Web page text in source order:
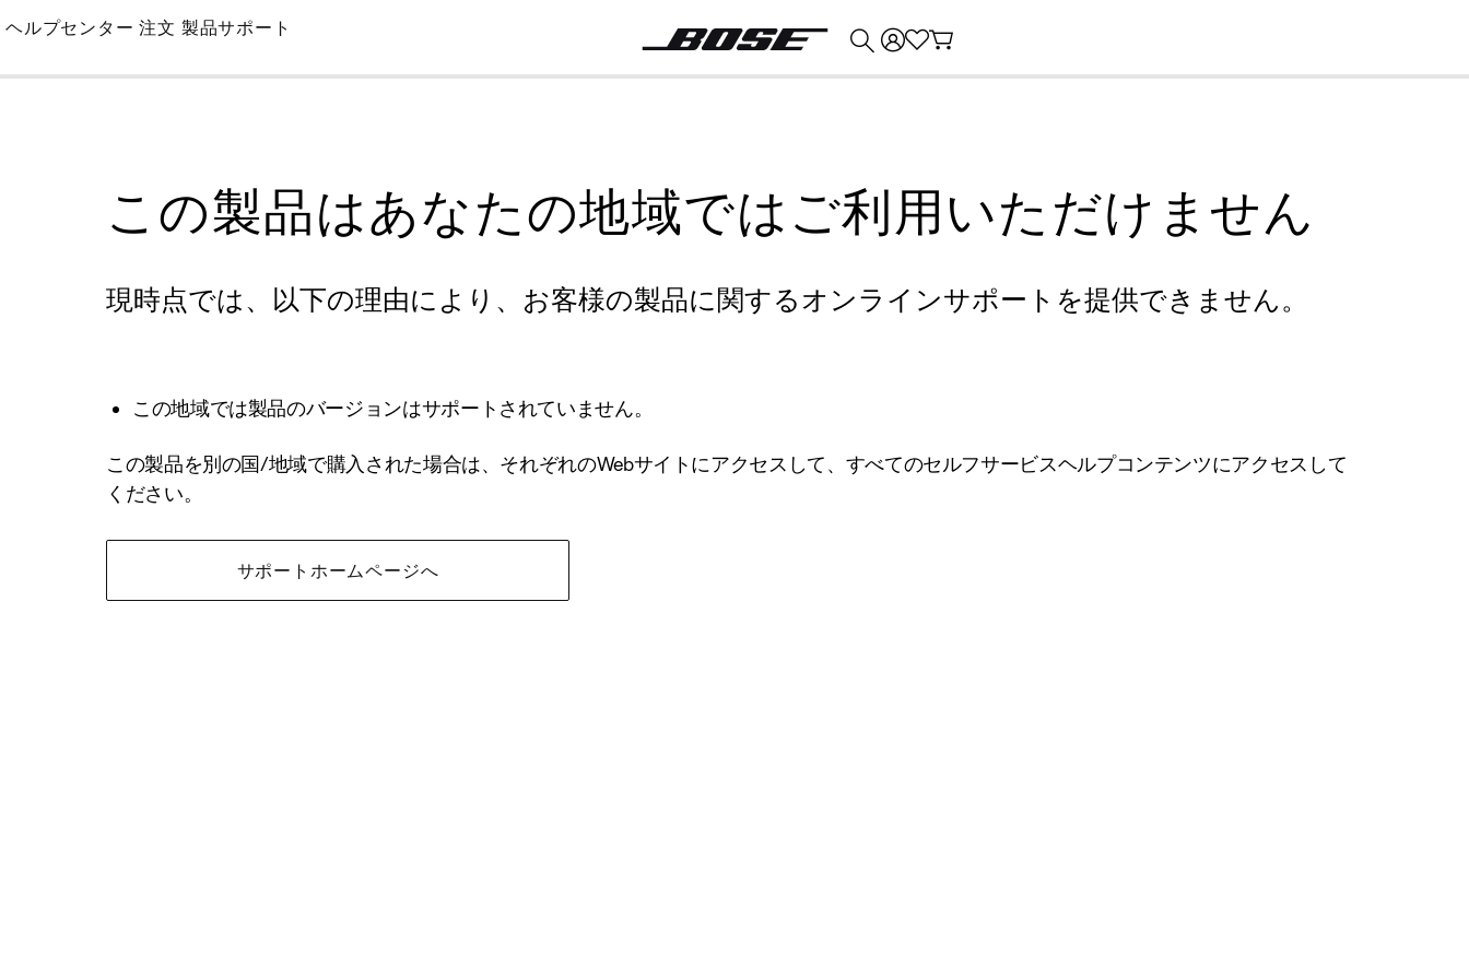
Skip
Main
ヘルプセンター 注文 製品サポート
この製品はあなたの地域ではご利用いただけません
現時点では、以下の理由により、お客様の製品に関するオンラインサポートを提供できません。
この地域では製品のバージョンはサポートされていません。
この製品を別の国/地域で購入された場合は、それぞれのWebサイトにアクセスして、すべてのセルフサービスヘルプコンテンツにアクセスして
ください。
サポートホームページへ